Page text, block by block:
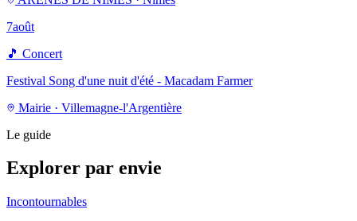
7août
🎵 Concert
Festival Song d'une nuit d'été - Macadam Farmer
Mairie · Villemagne-l'Argentière
Le guide
Explorer par envie
Incontournables